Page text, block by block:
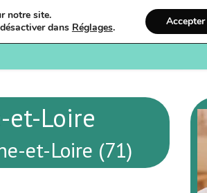
Bienvenue Ostéopathie
et-Loire
et-Loire (71)
notre site.
dans Réglages. Accepter